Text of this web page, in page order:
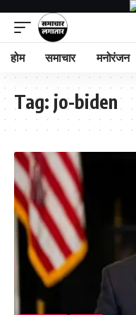
होम समाचार मनोरंजन
Tag: jo-biden